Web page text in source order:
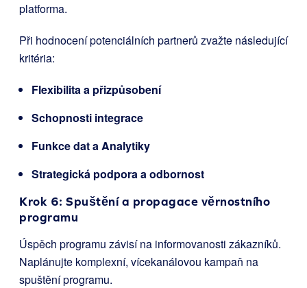
platforma.
Při hodnocení potenciálních partnerů zvažte následující
kritéria:
Flexibilita a přizpůsobení
Schopnosti integrace
Funkce dat a Analytiky
Strategická podpora a odbornost
Krok 6: Spuštění a propagace věrnostního
programu
Úspěch programu závisí na informovanosti zákazníků.
Naplánujte komplexní, vícekanálovou kampaň na
spuštění programu.